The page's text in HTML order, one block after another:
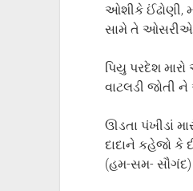
ઓશીકે ઈંઢોણી,
સામે તે ઓસરીએ
પિયુ પરદેશ
વાટલડી જોતી
ઊડતા પંખીડાં
દાદાને કહેજો કે
(હમ-સમ- સૌગંદ)